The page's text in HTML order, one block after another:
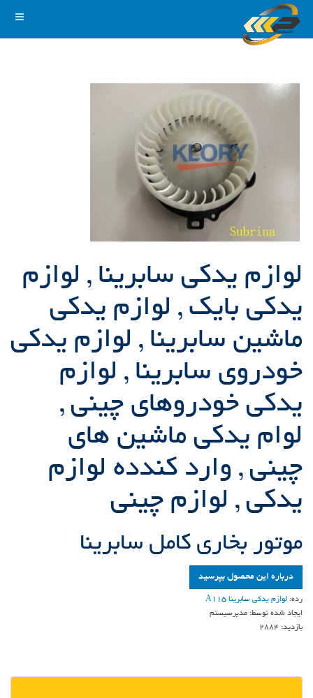
لوازم یدکی سابرینا , لوازم
یدکی بایک , لوازم یدکی
ماشین سابرینا , لوازم یدکی
خودروی سابرینا , لوازم
یدکی خودروهای چینی ,
لوام یدکی ماشین های
چینی , وارد کندده لوازم
یدکی , لوازم چینی
موتور بخاري كامل سابرينا
درباره این محصول بپرسید
رده: لوازم یدکی سابرینا A115
ایجاد شده توسط: مدیرسیستم
بازدید: 2884